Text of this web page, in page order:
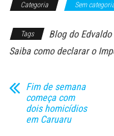
Categoria Sem
Tags Blog do
Saiba como declarar o
Fim de semana
começa com
dois homicídios
em Caruaru